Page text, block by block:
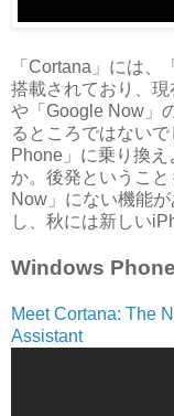
「Cortana」には
搭載されており、
や「Google Now」
るところではない
Phone」に乗り換
か。後発というこ
Now」にない機能
し、秋には新しい
Windows
Meet Cortana: The
Assistant